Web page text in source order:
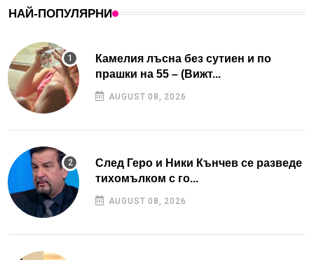
НАЙ-ПОПУЛЯРНИ
Камелия лъсна без сутиен и по
прашки на 55 – (Вижт...
AUGUST 08, 2026
След Геро и Ники Кънчев се разведе
тихомълком с го...
AUGUST 08, 2026